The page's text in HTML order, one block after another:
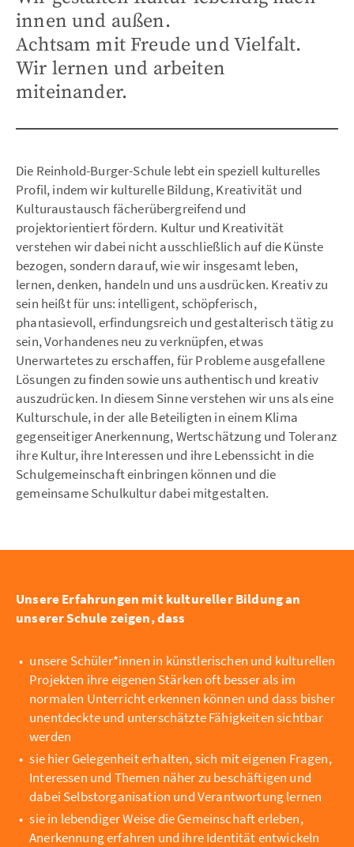
innen und außen.
Achtsam mit Freude und Vielfalt.
Wir lernen und arbeiten
miteinander.
Die Reinhold-Burger-Schule lebt ein speziell kulturelles
Profil, indem wir kulturelle Bildung, Kreativität und
Kulturaustausch fächerübergreifend und
projektorientiert fördern. Kultur und Kreativität
verstehen wir dabei nicht ausschließlich auf die Künste
bezogen, sondern darauf, wie wir insgesamt leben,
lernen, denken, handeln und uns ausdrücken. Kreativ zu
sein heißt für uns: intelligent, schöpferisch,
phantasievoll, erfindungsreich und gestalterisch tätig zu
sein, Vorhandenes neu zu verknüpfen, etwas
Unerwartetes zu erschaffen, für Probleme ausgefallene
Lösungen zu finden sowie uns authentisch und kreativ
auszudrücken. In diesem Sinne verstehen wir uns als eine
Kulturschule, in der alle Beteiligten in einem Klima
gegenseitiger Anerkennung, Wertschätzung und Toleranz
ihre Kultur, ihre Interessen und ihre Lebenssicht in die
Schulgemeinschaft einbringen können und die
gemeinsame Schulkultur dabei mitgestalten.
Unsere Erfahrungen mit kultureller Bildung an
unserer Schule zeigen, dass
unsere Schüler*innen in künstlerischen und kulturellen
Projekten ihre eigenen Stärken oft besser als im
normalen Unterricht erkennen können und dass bisher
unentdeckte und unterschätzte Fähigkeiten sichtbar
werden
sie hier Gelegenheit erhalten, sich mit eigenen Fragen,
Interessen und Themen näher zu beschäftigen und
dabei Selbstorganisation und Verantwortung lernen
sie in lebendiger Weise die Gemeinschaft erleben,
Anerkennung erfahren und ihre Identität entwickeln